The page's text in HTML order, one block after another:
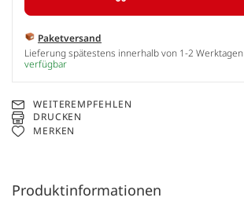
Paketversand
Lieferung spätestens innerhalb von 1-2 Werktagen
verfügbar
WEITEREMPFEHLEN
DRUCKEN
MERKEN
Produktinformationen